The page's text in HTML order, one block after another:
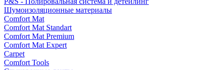
Шумоизоляционные материалы
Comfort Mat
Comfort Mat Standart
Comfort Mat Premium
Comfort Mat Expert
Carpet
Comfort Tools